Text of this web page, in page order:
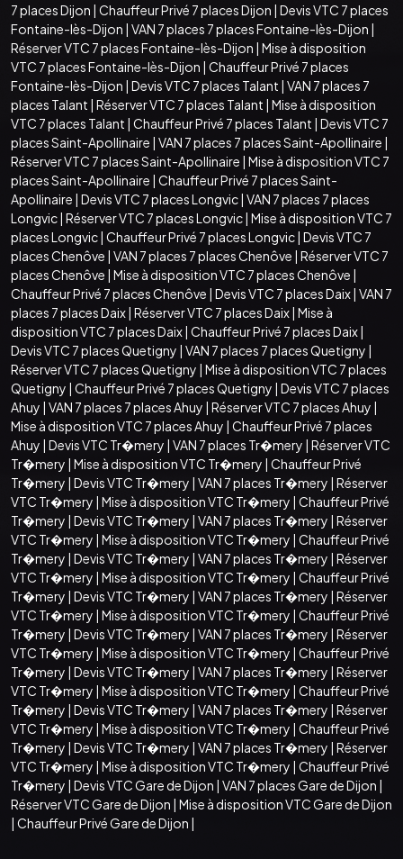
7 places Dijon | Chauffeur Privé 7 places Dijon | Devis VTC 7 places
Fontaine-lès-Dijon | VAN 7 places 7 places Fontaine-lès-Dijon |
Réserver VTC 7 places Fontaine-lès-Dijon | Mise à disposition
VTC 7 places Fontaine-lès-Dijon | Chauffeur Privé 7 places
Fontaine-lès-Dijon | Devis VTC 7 places Talant | VAN 7 places 7
places Talant | Réserver VTC 7 places Talant | Mise à disposition
VTC 7 places Talant | Chauffeur Privé 7 places Talant | Devis VTC 7
places Saint-Apollinaire | VAN 7 places 7 places Saint-Apollinaire |
Réserver VTC 7 places Saint-Apollinaire | Mise à disposition VTC 7
places Saint-Apollinaire | Chauffeur Privé 7 places Saint-
Apollinaire | Devis VTC 7 places Longvic| VAN 7 places 7 places
Longvic| Réserver VTC 7 places Longvic| Mise à disposition VTC 7
places Longvic| Chauffeur Privé 7 places Longvic| Devis VTC 7
places Chenôve | VAN 7 places 7 places Chenôve | Réserver VTC 7
places Chenôve | Mise à disposition VTC 7 places Chenôve |
Chauffeur Privé 7 places Chenôve | Devis VTC 7 places Daix| VAN 7
places 7 places Daix| Réserver VTC 7 places Daix| Mise à
disposition VTC 7 places Daix| Chauffeur Privé 7 places Daix|
Devis VTC 7 places Quetigny | VAN 7 places 7 places Quetigny |
Réserver VTC 7 places Quetigny | Mise à disposition VTC 7 places
Quetigny | Chauffeur Privé 7 places Quetigny | Devis VTC 7 places
Ahuy | VAN 7 places 7 places Ahuy | Réserver VTC 7 places Ahuy |
Mise à disposition VTC 7 places Ahuy | Chauffeur Privé 7 places
Ahuy | Devis VTC Tr�mery | VAN 7 places Tr�mery | Réserver VTC
Tr�mery | Mise à disposition VTC Tr�mery | Chauffeur Privé
Tr�mery | Devis VTC Tr�mery | VAN 7 places Tr�mery | Réserver
VTC Tr�mery | Mise à disposition VTC Tr�mery | Chauffeur Privé
Tr�mery | Devis VTC Tr�mery | VAN 7 places Tr�mery | Réserver
VTC Tr�mery | Mise à disposition VTC Tr�mery | Chauffeur Privé
Tr�mery | Devis VTC Tr�mery | VAN 7 places Tr�mery | Réserver
VTC Tr�mery | Mise à disposition VTC Tr�mery | Chauffeur Privé
Tr�mery | Devis VTC Tr�mery | VAN 7 places Tr�mery | Réserver
VTC Tr�mery | Mise à disposition VTC Tr�mery | Chauffeur Privé
Tr�mery | Devis VTC Tr�mery | VAN 7 places Tr�mery | Réserver
VTC Tr�mery | Mise à disposition VTC Tr�mery | Chauffeur Privé
Tr�mery | Devis VTC Tr�mery | VAN 7 places Tr�mery | Réserver
VTC Tr�mery | Mise à disposition VTC Tr�mery | Chauffeur Privé
Tr�mery | Devis VTC Tr�mery | VAN 7 places Tr�mery | Réserver
VTC Tr�mery | Mise à disposition VTC Tr�mery | Chauffeur Privé
Tr�mery | Devis VTC Tr�mery | VAN 7 places Tr�mery | Réserver
VTC Tr�mery | Mise à disposition VTC Tr�mery | Chauffeur Privé
Tr�mery | Devis VTC Gare de Dijon | VAN 7 places Gare de Dijon |
Réserver VTC Gare de Dijon | Mise à disposition VTC Gare de Dijon
| Chauffeur Privé Gare de Dijon |